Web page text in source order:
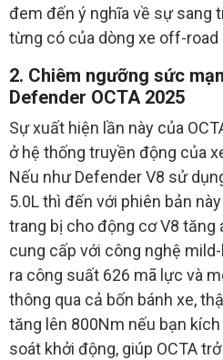
đem đến ý nghĩa về sự sang
từng có của dòng xe off-road
2. Chiêm ngưỡng sức
Defender OCTA 2025
Sự xuất hiện lần này của
ở hệ thống truyền động của
Nếu như Defender V8 sử
5.0L thì đến với phiên bản
trang bị cho động cơ V8 tăng
cung cấp với công nghệ
ra công suất 626 mã lực và
thông qua cả bốn bánh xe,
tăng lên 800Nm nếu bạn
soát khởi động, giúp OCTA